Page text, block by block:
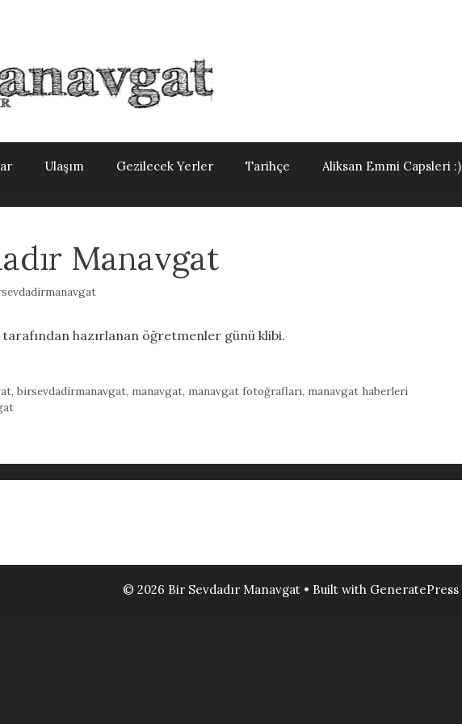
Ulaşım Gezilecek Yerler Tarihçe Aliksan Emmi Capsleri :)
Manavgat
hazırlanan öğretmenler günü klibi.
,birsevdadirmanavgat, manavgat, manavgat fotoğrafları, manavgat haberleri
© 2026 Bir Sevdadır Manavgat • Built with GeneratePress